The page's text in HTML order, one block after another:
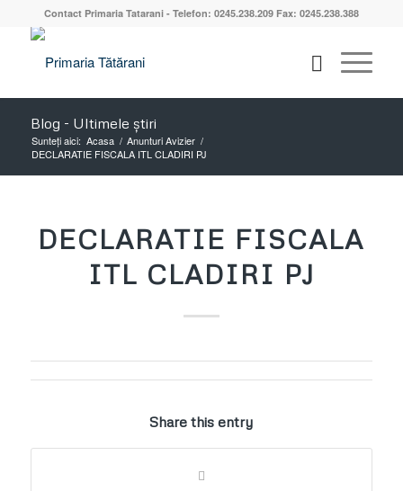
Contact Primaria Tatarani - Telefon: 0245.238.209 Fax: 0245.238.388
Blog - Ultimele știri
Sunteți aici: Acasa / Anunturi Avizier /
DECLARATIE FISCALA ITL CLADIRI PJ
DECLARATIE FISCALA
ITL CLADIRI PJ
Share this entry